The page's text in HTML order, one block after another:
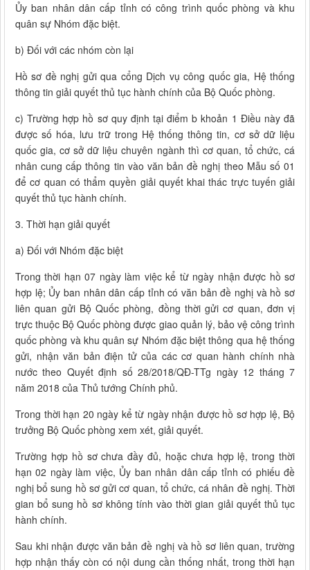
Ủy ban nhân dân cấp tỉnh có công trình quốc phòng và khu
quân sự Nhóm đặc biệt.
b) Đối với các nhóm còn lại
Hồ sơ đề nghị gửi qua cổng Dịch vụ công quốc gia, Hệ thống
thông tin giải quyết thủ tục hành chính của Bộ Quốc phòng.
c) Trường hợp hồ sơ quy định tại điểm b khoản 1 Điều này đã
được số hóa, lưu trữ trong Hệ thống thông tin, cơ sở dữ liệu
quốc gia, cơ sở dữ liệu chuyên ngành thì cơ quan, tổ chức, cá
nhân cung cấp thông tin vào văn bản đề nghị theo Mẫu số 01
để cơ quan có thẩm quyền giải quyết khai thác trực tuyến giải
quyết thủ tục hành chính.
3. Thời hạn giải quyết
a) Đối với Nhóm đặc biệt
Trong thời hạn 07 ngày làm việc kể từ ngày nhận được hồ sơ
hợp lệ; Ủy ban nhân dân cấp tỉnh có văn bản đề nghị và hồ sơ
liên quan gửi Bộ Quốc phòng, đồng thời gửi cơ quan, đơn vị
trực thuộc Bộ Quốc phòng được giao quản lý, bảo vệ công trình
quốc phòng và khu quân sự Nhóm đặc biệt thông qua hệ thống
gửi, nhận văn bản điện tử của các cơ quan hành chính nhà
nước theo Quyết định số 28/2018/QĐ-TTg ngày 12 tháng 7
năm 2018 của Thủ tướng Chính phủ.
Trong thời hạn 20 ngày kể từ ngày nhận được hồ sơ hợp lệ, Bộ
trưởng Bộ Quốc phòng xem xét, giải quyết.
Trường hợp hồ sơ chưa đầy đủ, hoặc chưa hợp lệ, trong thời
hạn 02 ngày làm việc, Ủy ban nhân dân cấp tỉnh có phiếu đề
nghị bổ sung hồ sơ gửi cơ quan, tổ chức, cá nhân đề nghị. Thời
gian bổ sung hồ sơ không tính vào thời gian giải quyết thủ tục
hành chính.
Sau khi nhận được văn bản đề nghị và hồ sơ liên quan, trường
hợp nhận thấy còn có nội dung cần thống nhất, trong thời hạn